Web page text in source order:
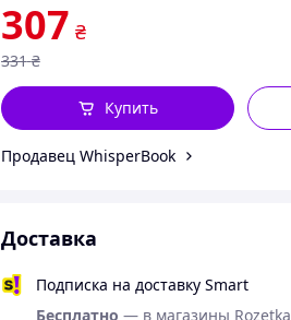
307 ₴
331 ₴
Купить
Продавец WhisperBook
Доставка
Подписка на доставку Smart
Бесплатно — в магазины Rozetka